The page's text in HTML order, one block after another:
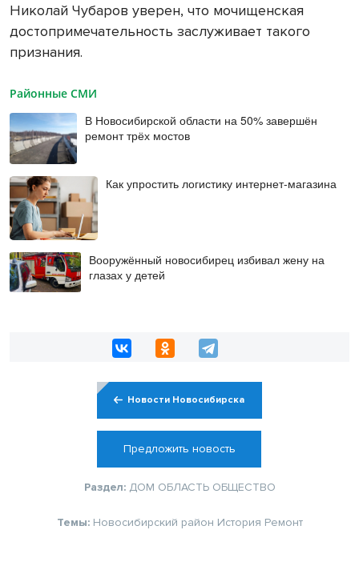
Николай Чубаров уверен, что мочищенская
достопримечательность заслуживает такого
признания.
Районные СМИ
В Новосибирской области на 50% завершён
ремонт трёх мостов
Как упростить логистику интернет-магазина
Вооружённый новосибирец избивал жену на
глазах у детей
Новости Новосибирска
Предложить новость
Раздел: ДОМ ОБЛАСТЬ ОБЩЕСТВО
Темы: Новосибирский район История Ремонт